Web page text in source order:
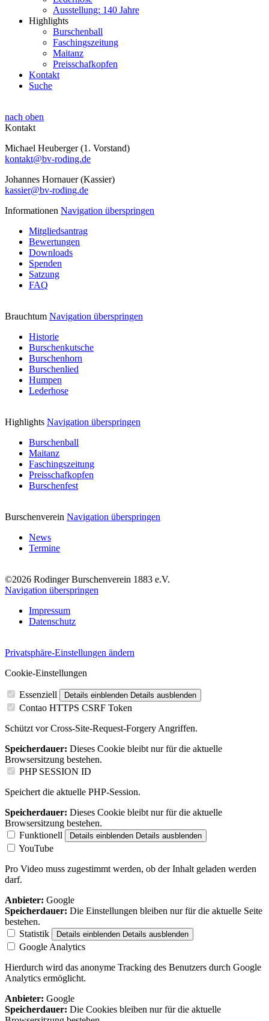
Ausstellung: 140 Jahre
Highlights
Burschenball
Faschingszeitung
Maitanz
Preisschafkopfen
Kontakt
Suche
nach oben
Kontakt
Michael Heuberger (1. Vorstand)
kontakt@bv-roding.de
Johannes Hornauer (Kassier)
kassier@bv-roding.de
Informationen Navigation überspringen
Mitgliedsantrag
Bewertungen
Downloads
Spenden
Satzung
FAQ
Brauchtum Navigation überspringen
Historie
Burschenkutsche
Burschenhorn
Burschenlied
Humpen
Lederhose
Highlights Navigation überspringen
Burschenball
Maitanz
Faschingszeitung
Preisschafkopfen
Burschenfest
Burschenverein Navigation überspringen
News
Termine
©2026 Rodinger Burschenverein 1883 e.V.
Navigation überspringen
Impressum
Datenschutz
Privatsphäre-Einstellungen ändern
Cookie-Einstellungen
Essenziell Details einblenden Details ausblenden
Contao HTTPS CSRF Token
Schützt vor Cross-Site-Request-Forgery Angriffen.
Speicherdauer: Dieses Cookie bleibt nur für die aktuelle
Browsersitzung bestehen.
PHP SESSION ID
Speichert die aktuelle PHP-Session.
Speicherdauer: Dieses Cookie bleibt nur für die aktuelle
Browsersitzung bestehen.
Funktionell
Details einblenden Details ausblenden
YouTube
Pro Video muss zugestimmt werden, ob der Inhalt geladen werden
darf.
Anbieter: Google
Speicherdauer: Die Einstellungen bleiben nur für die aktuelle Seite
bestehen.
Statistik
Details einblenden Details ausblenden
Google Analytics
Hierdurch wird das anonyme Tracking des Benutzers durch Google
Analytics ermöglicht.
Anbieter: Google
Speicherdauer: Die Cookies bleiben nur für die aktuelle